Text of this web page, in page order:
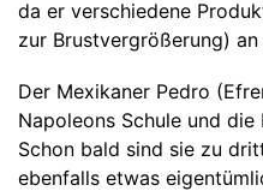
da er verschiedene
zur Brustvergrößerung)
Der Mexikaner Pedro
Napoleons Schule und
Schon bald sind sie zu
ebenfalls etwas